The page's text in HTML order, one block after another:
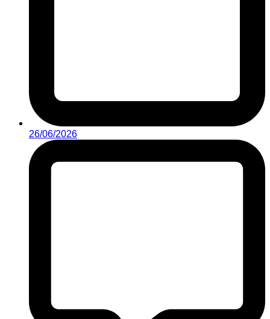
26/06/2026